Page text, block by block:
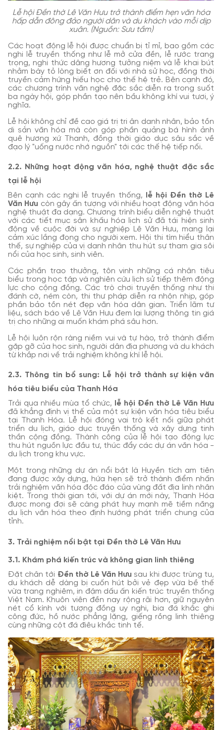
Lễ hội Đền thờ Lê Văn Hưu trở thành điểm hẹn văn hóa
hấp dẫn đông đảo người dân và du khách vào mỗi dịp
xuân. (Nguồn: Sưu tầm)
Các hoạt động lễ hội được chuẩn bị tỉ mỉ, bao gồm các
nghi lễ truyền thống như lễ mở cửa đền, lễ rước trang
trọng, nghi thức dâng hương tưởng niệm và lễ khai bút
nhằm bày tỏ lòng biết ơn đối với nhà sử học, đồng thời
truyền cảm hứng hiếu học cho thế hệ trẻ. Bên cạnh đó,
các chương trình văn nghệ đặc sắc diễn ra trong suốt
ba ngày hội, góp phần tạo nên bầu không khí vui tươi, ý
nghĩa.
Lễ hội không chỉ đề cao giá trị tri ân danh nhân, bảo tồn
di sản văn hóa mà còn góp phần quảng bá hình ảnh
quê hương xứ Thanh, đồng thời giáo dục sâu sắc về
đạo lý "uống nước nhớ nguồn" tới các thế hệ tiếp nối.
2.2. Những hoạt động văn hóa, nghệ thuật đặc sắc
tại lễ hội
Bên cạnh các nghi lễ truyền thống,
lễ hội Đền thờ Lê
Văn Hưu còn gây ấn tượng với nhiều hoạt động văn hóa
nghệ thuật đa dạng. Chương trình biểu diễn nghệ thuật
với các tiết mục sân khấu hóa lịch sử đã tái hiện sinh
động về cuộc đời và sự nghiệp Lê Văn Hưu, mang lại
cảm xúc lắng đọng cho người xem. Hội thi tìm hiểu thân
thế, sự nghiệp của vị danh nhân thu hút sự tham gia sôi
nổi của học sinh, sinh viên.
Các phần trao thưởng, tôn vinh những cá nhân tiêu
biểu trong học tập và nghiên cứu lịch sử tiếp thêm động
lực cho cộng đồng. Các trò chơi truyền thống như thi
đánh cờ, ném còn, thi thư pháp diễn ra nhộn nhịp, góp
phần bảo tồn nét đẹp văn hóa dân gian. Triển lãm tư
liệu, sách báo về Lê Văn Hưu đem lại lượng thông tin giá
trị cho những ai muốn khám phá sâu hơn.
Lễ hội luôn rộn ràng niềm vui và tự hào, trở thành điểm
gặp gỡ của học sinh, người dân địa phương và du khách
từ khắp nơi về trải nghiệm không khí lễ hội.
2.3. Thông tin bổ sung: Lễ hội trở thành sự kiện văn
hóa tiêu biểu của Thanh Hóa
Trải qua nhiều mùa tổ chức,
lễ hội Đền thờ Lê Văn Hưu
đã khẳng định vị thế của một sự kiện văn hóa tiêu biểu
tại Thanh Hóa. Lễ hội đóng vai trò kết nối giữa phát
triển du lịch, giáo dục truyền thống và xây dựng tinh
thần cộng đồng. Thành công của lễ hội tạo động lực
thu hút nguồn lực đầu tư, thúc đẩy các dự án văn hóa -
du lịch trong khu vực.
Một trong những dự án nổi bật là Huyền tích am tiên
đang được xây dựng, hứa hẹn sẽ trở thành điểm nhấn
trải nghiệm văn hóa độc đáo của vùng đất địa linh nhân
kiệt. Trong thời gian tới, với dự án mới này, Thanh Hóa
được mong đợi sẽ càng phát huy mạnh mẽ tiềm năng
du lịch văn hóa theo định hướng phát triển chung của
tỉnh.
3. Trải nghiệm nổi bật tại Đền thờ Lê Văn Hưu
3.1. Khám phá kiến trúc và không gian linh thiêng
Đặt chân tới Đền thờ Lê Văn Hưu sau khi được trùng tu,
du khách dễ dàng bị cuốn hút bởi vẻ đẹp vừa bề thế
vừa trang nghiêm, in đậm dấu ấn kiến trúc truyền thống
Việt Nam. Khuôn viên đền nay rộng rãi hơn, giữ nguyên
nét cổ kính với tượng đồng uy nghi, bia đá khắc ghi
công đức, hồ nước phẳng lặng, giếng rồng linh thiêng
cùng những cột đá điêu khắc tinh tế.